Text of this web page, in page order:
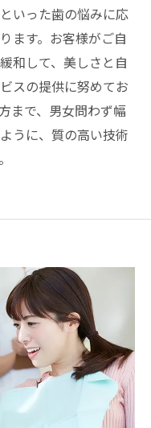
いった歯の悩みに応
ます。お客様がご自
和して、美しさと自
スの提供に努めてお
まで、男女問わず幅
うに、質の高い技術